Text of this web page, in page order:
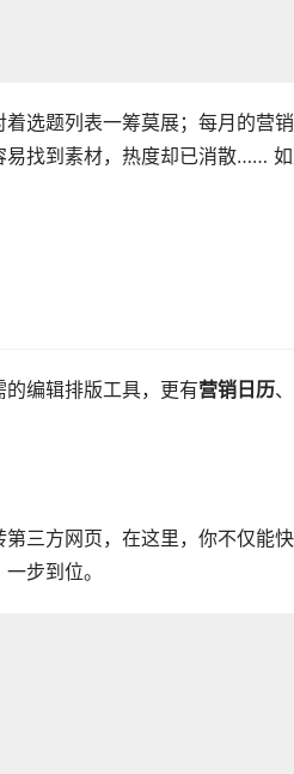
选题列表一筹莫展；每月的营
易找到素材，热度却已消散……
编辑排版工具，更有营销日历、
三方网页，在这里，你不仅能
步到位。